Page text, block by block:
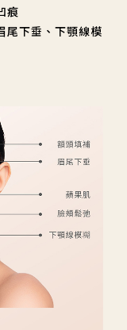
痕
尾下垂、下顎線模